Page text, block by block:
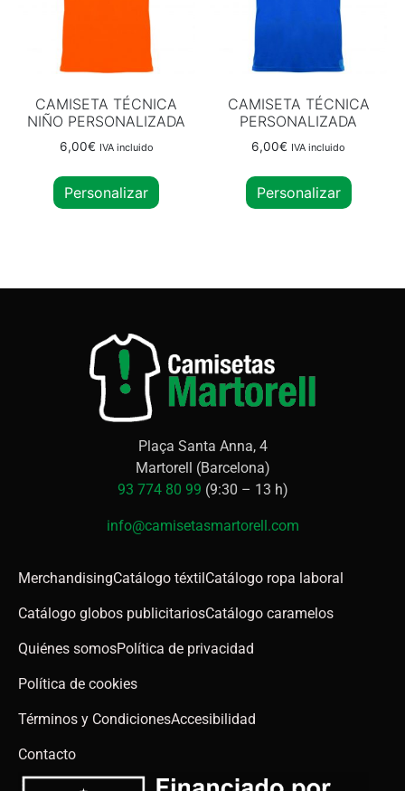
CAMISETA TÉCNICA
NIÑO PERSONALIZADA
6,00€ IVA incluido
Personalizar
CAMISETA TÉCNICA
PERSONALIZADA
6,00€ IVA incluido
Personalizar
Plaça Santa Anna, 4
Martorell (Barcelona)
93 774 80 99 (9:30 – 13 h)
info@camisetasmartorell.com
MerchandisingCatálogo téxtilCatálogo ropa laboral
Catálogo globos publicitariosCatálogo caramelos
Quiénes somosPolítica de privacidad
Política de cookies
Términos y CondicionesAccesibilidad
Contacto